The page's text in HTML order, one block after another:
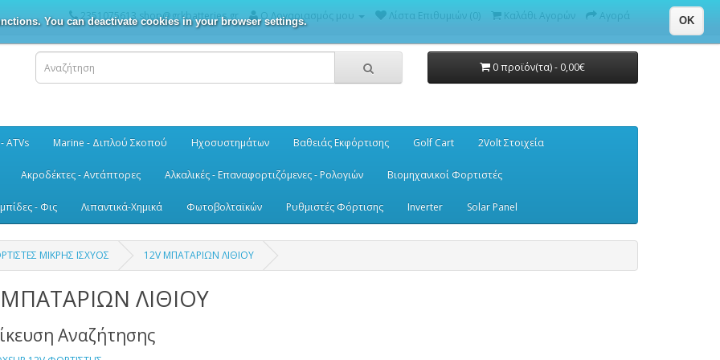
You can deactivate cookies in your browser settings. OK
2351075613 shop@grkbatteries.gr Ο Λογαριασμός μου Λίστα Επιθυμιών (0) Καλάθι Αγορών Αγορά
0 προϊόν(τα) - 0,00€
ATVs Marine - Διπλού Σκοπού Ηχοσυστημάτων Βαθειάς Εκφόρτισης Golf Cart 2Volt Στοιχεία
Ακροδέκτες - Αντάπτορες Αλκαλικές - Επαναφορτιζόμενες - Ρολογιών Βιομηχανικοί Φορτιστές
- Φις Λιπαντικά-Χημικά Φωτοβολταϊκών Ρυθμιστές Φόρτισης Inverter Solar Panel
ΜΙΚΡΗΣ ΙΣΧΥΟΣ 12V ΜΠΑΤΑΡΙΩΝ ΛΙΘΙΟΥ
ΜΠΑΤΑΡΙΩΝ ΛΙΘΙΟΥ
Αναζήτησης